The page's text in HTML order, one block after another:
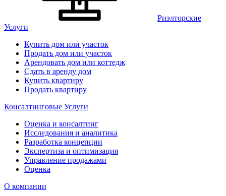
Риэлторские
Услуги
Купить дом или участок
Продать дом или участок
Арендовать дом или коттедж
Сдать в аренду дом
Купить квартиру
Продать квартиру
Консалтинговые Услуги
Оценка и консалтинг
Исследования и аналитика
Разработка концепции
Экспертиза и оптимизация
Управление продажами
Оценка
О компании